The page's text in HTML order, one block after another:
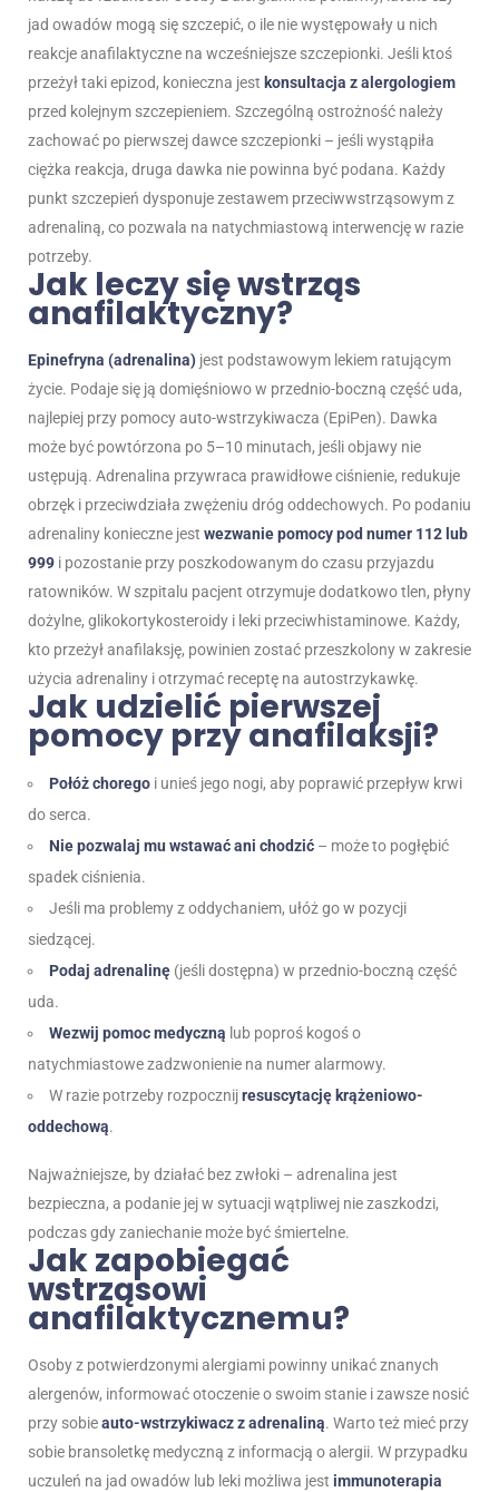
jad owadów mogą się szczepić, o ile nie występowały u nich
reakcje anafilaktyczne na wcześniejsze szczepionki. Jeśli ktoś
przeżył taki epizod, konieczna jest konsultacja z alergologiem
przed kolejnym szczepieniem. Szczególną ostrożność należy
zachować po pierwszej dawce szczepionki – jeśli wystąpiła
ciężka reakcja, druga dawka nie powinna być podana. Każdy
punkt szczepień dysponuje zestawem przeciwwstrząsowym z
adrenaliną, co pozwala na natychmiastową interwencję w razie
potrzeby.
Jak leczy się wstrząs
anafilaktyczny?
Epinefryna (adrenalina) jest podstawowym lekiem ratującym
życie. Podaje się ją domięśniowo w przednio-boczną część uda,
najlepiej przy pomocy auto-wstrzykiwacza (EpiPen). Dawka
może być powtórzona po 5–10 minutach, jeśli objawy nie
ustępują. Adrenalina przywraca prawidłowe ciśnienie, redukuje
obrzęk i przeciwdziała zwężeniu dróg oddechowych. Po podaniu
adrenaliny konieczne jest wezwanie pomocy pod numer 112 lub
999 i pozostanie przy poszkodowanym do czasu przyjazdu
ratowników. W szpitalu pacjent otrzymuje dodatkowo tlen, płyny
dożylne, glikokortykosteroidy i leki przeciwhistaminowe. Każdy,
kto przeżył anafilaksję, powinien zostać przeszkolony w zakresie
użycia adrenaliny i otrzymać receptę na autostrzykawkę.
Jak udzielić pierwszej
pomocy przy anafilaksji?
Połóż chorego i unieś jego nogi, aby poprawić przepływ krwi
do serca.
Nie pozwalaj mu wstawać ani chodzić – może to pogłębić
spadek ciśnienia.
Jeśli ma problemy z oddychaniem, ułóż go w pozycji
siedzącej.
Podaj adrenalinę (jeśli dostępna) w przednio-boczną część
uda.
Wezwij pomoc medyczną lub poproś kogoś o
natychmiastowe zadzwonienie na numer alarmowy.
W razie potrzeby rozpocznijresuscytację krążeniowo-
oddechową.
Najważniejsze, by działać bez zwłoki – adrenalina jest
bezpieczna, a podanie jej w sytuacji wątpliwej nie zaszkodzi,
podczas gdy zaniechanie może być śmiertelne.
Jak zapobiegać
wstrząsowi
anafilaktycznemu?
Osoby z potwierdzonymi alergiami powinny unikać znanych
alergenów, informować otoczenie o swoim stanie i zawsze nosić
przy sobieauto-wstrzykiwacz z adrenaliną. Warto też mieć przy
sobie bransoletkę medyczną z informacją o alergii. W przypadku
uczuleń na jad owadów lub leki możliwa jest immunoterapia